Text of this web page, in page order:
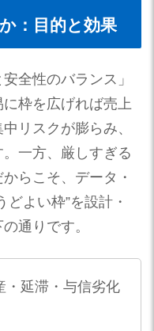
：目的と効果
全性のバランス」
枠を広げれば売上
リスクが膨らみ、
一方、厳しすぎる
らこそ、データ・
よい枠”を設計・
通りです。
・延滞・与信劣化